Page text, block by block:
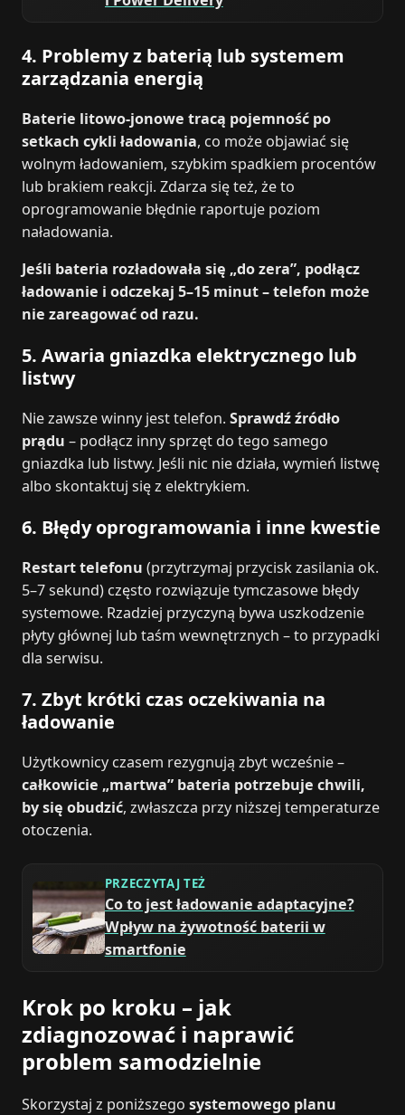
4. Problemy z baterią lub systemem
zarządzania energią
Baterie litowo-jonowe tracą pojemność po
setkach cykli ładowania, co może objawiać się
wolnym ładowaniem, szybkim spadkiem procentów
lub brakiem reakcji. Zdarza się też, że to
oprogramowanie błędnie raportuje poziom
naładowania.
Jeśli bateria rozładowała się „do zera”, podłącz
ładowanie i odczekaj 5–15 minut – telefon może
nie zareagować od razu.
5. Awaria gniazdka elektrycznego lub
listwy
Nie zawsze winny jest telefon. Sprawdź źródło
prądu – podłącz inny sprzęt do tego samego
gniazdka lub listwy. Jeśli nic nie działa, wymień listwę
albo skontaktuj się z elektrykiem.
6. Błędy oprogramowania i inne kwestie
Restart telefonu (przytrzymaj przycisk zasilania ok.
5–7 sekund) często rozwiązuje tymczasowe błędy
systemowe. Rzadziej przyczyną bywa uszkodzenie
płyty głównej lub taśm wewnętrznych – to przypadki
dla serwisu.
7. Zbyt krótki czas oczekiwania na
ładowanie
Użytkownicy czasem rezygnują zbyt wcześnie –
całkowicie „martwa” bateria potrzebuje chwili,
by się obudzić, zwłaszcza przy niższej temperaturze
otoczenia.
PRZECZYTAJ TEŻ
Co to jest ładowanie adaptacyjne?
Wpływ na żywotność baterii w
smartfonie
Krok po kroku – jak
zdiagnozować i naprawić
problem samodzielnie
Skorzystaj z poniższego systemowego planu